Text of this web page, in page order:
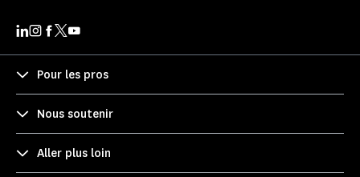
Pour les pros
Nous soutenir
Aller plus loin